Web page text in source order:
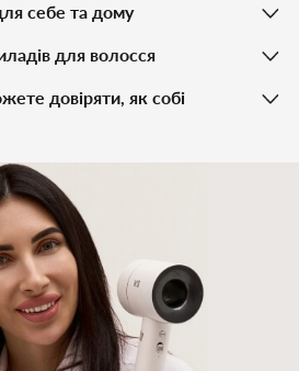
себе та дому
для волосся
довіряти, як собі